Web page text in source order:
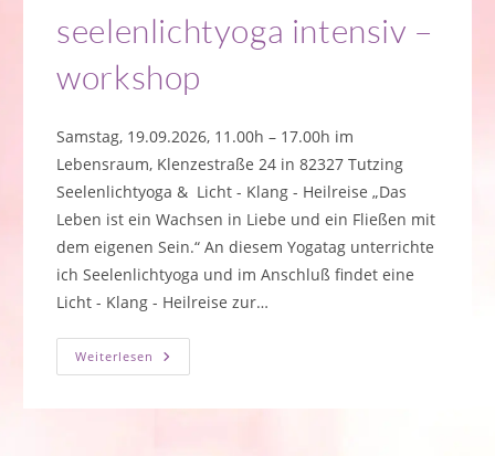
seelenlichtyoga intensiv –
workshop
Samstag, 19.09.2026, 11.00h – 17.00h im
Lebensraum, Klenzestraße 24 in 82327 Tutzing
Seelenlichtyoga & Licht - Klang - Heilreise „Das
Leben ist ein Wachsen in Liebe und ein Fließen mit
dem eigenen Sein.“ An diesem Yogatag unterrichte
ich Seelenlichtyoga und im Anschluß findet eine
Licht - Klang - Heilreise zur…
Weiterlesen Seelenlichtyoga
Intensiv